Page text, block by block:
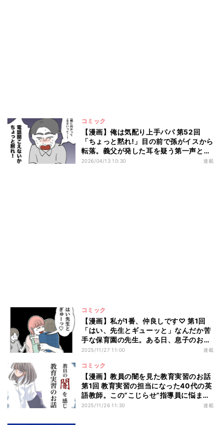
コミック
【漫画】俺は気配り上手パパ 第52回
「ちょっと黙れ!」目の前で孫がイスから
転落。義父が発した耳を疑う第一声と
は?
2026/04/13 10:30 連載
コミック
【漫画】私が1番、仲良しです♡ 第1回
「はい、先生とギューッと」なんだか苦
手な保育園の先生。ある日、息子のお迎
えに行くと…?
2025/11/27 11:00 連載
コミック
【漫画】教員の闇を見た教育実習のお話
第1回 教育実習の担当になった40代の英
語教師。この“こじらせ”指導員に悩まさ
れることに――
2025/11/26 11:30 連載